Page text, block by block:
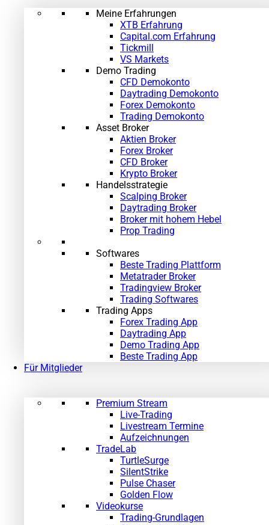
Meine Erfahrungen
XTB Erfahrung
Capital.com Erfahrung
Tickmill
VS Markets
Demo Trading
CFD Demokonto
Daytrading Demokonto
Forex Demokonto
Trading Demokonto
Asset Broker
Aktien Broker
Forex Broker
CFD Broker
Krypto Broker
Handelsstrategie
Scalping Broker
Daytrading Broker
Broker mit hohem Hebel
Prop Trading
Softwares
Beste Trading Plattform
Metatrader Broker
Tradingview Broker
Trading Softwares
Trading Apps
Forex Trading App
Daytrading App
Demo Trading App
Beste Trading App
Für Mitglieder
Premium Stream
Live-Trading
Livestream Termine
Aufzeichnungen
TradeLab
TurtleSurge
SilentStrike
Pulse Chaser
Golden Flow
Videokurse
Trading-Grundlagen